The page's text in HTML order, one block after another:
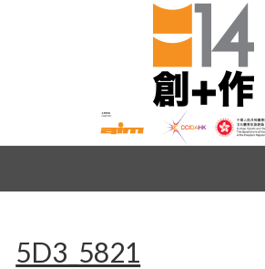
5D3_5821